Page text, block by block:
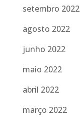
setembro 2022
agosto 2022
junho 2022
maio 2022
abril 2022
março 2022